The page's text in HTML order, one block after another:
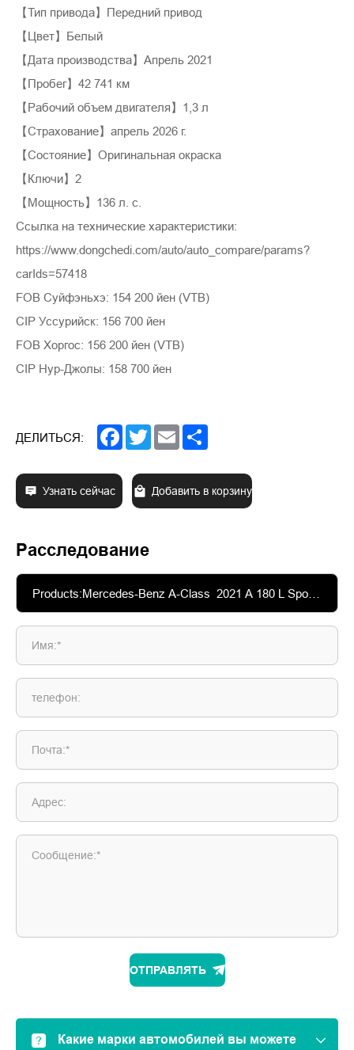
【Тип привода】Передний привод
【Цвет】Белый
【Дата производства】Апрель 2021
【Пробег】42 741 км
【Рабочий объем двигателя】1,3 л
【Страхование】апрель 2026 г.
【Состояние】Оригинальная окраска
【Ключи】2
【Мощность】136 л. с.
Ссылка на технические характеристики:
https://www.dongchedi.com/auto/auto_compare/params?
carIds=57418
FOB Суйфэньхэ: 154 200 йен (VTB)
CIP Уссурийск: 156 700 йен
FOB Хоргос: 156 200 йен (VTB)
CIP Нур-Джолы: 158 700 йен
ДЕЛИТЬСЯ: Facebook
TwitterEmail
Узнать сейчас Добавить в корзину
Расследование
Имя:*
телефон:
Почта:*
Адрес:
Сообщение:*
ОТПРАВЛЯТЬ
Какие марки автомобилей вы можете